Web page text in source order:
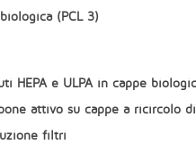
(PCL 3)
HEPA e ULPA in cappe
attivo su cappe a ricircolo
filtri